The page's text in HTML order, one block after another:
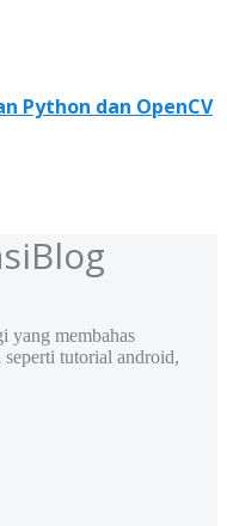
Python dan OpenCV
yang membahas
tutorial android,